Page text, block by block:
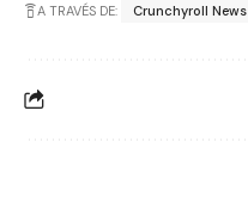
A TRAVÉS DE: Crunchyroll News